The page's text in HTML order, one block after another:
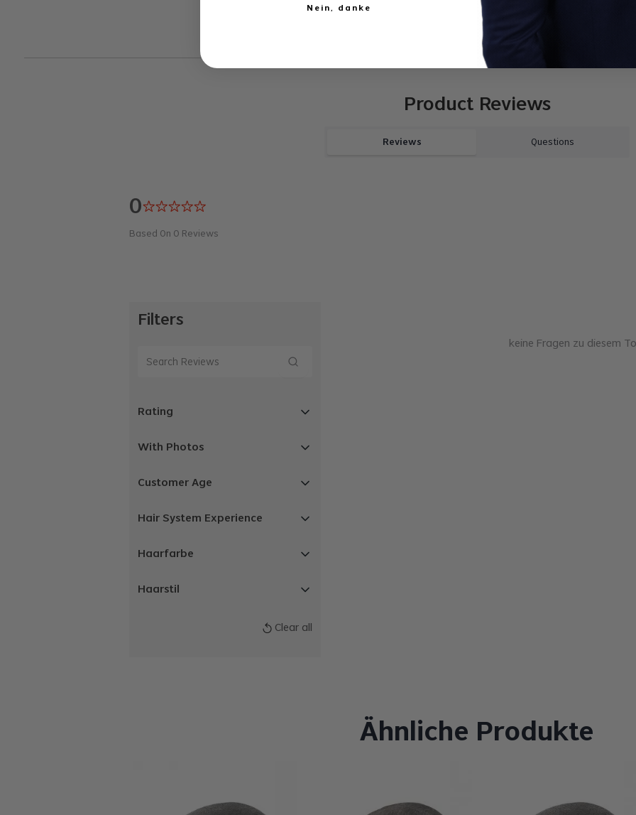
Product Reviews
Reviews Questions
0
Based On 0 Reviews
Filters
Rating
With Photos
Customer Age
Hair System Experience
Haarfarbe
Haarstil
Clear all
keine Fragen zu diesem
Ähnliche Produkte
Nein, danke